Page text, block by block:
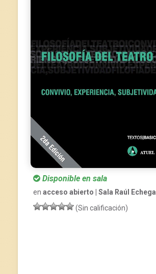
Disponible en sala
en acceso abierto | Sala Raúl
(Sin calificación)